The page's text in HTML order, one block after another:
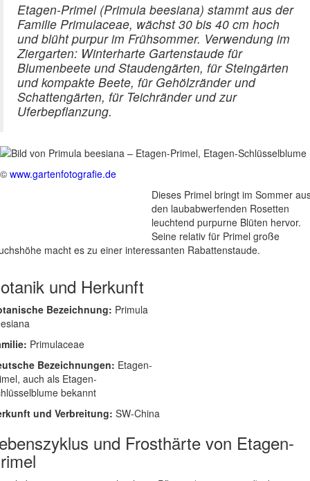
Etagen-Primel (Primula beesiana) stammt aus der
Familie Primulaceae, wächst 30 bis 40 cm hoch
und blüht purpur im Frühsommer. Verwendung im
Ziergarten: Winterharte Gartenstaude für
Blumenbeete und Staudengärten, für Steingärten
und kompakte Beete, für Gehölzränder und
Schattengärten, für Teichränder und zur
Uferbepflanzung.
© www.gartenfotografie.de
Dieses Primel bringt im Sommer
den laubabwerfenden Rosetten
leuchtend purpurne Blüten hervor.
Seine relativ für Primel große
macht es zu einer interessanten Rabattenstaude.
und Herkunft
Bezeichnung: Primula
Primulaceae
Bezeichnungen: Etagen-
auch als Etagen-
bekannt
und Verbreitung: SW-China
und Frosthärte von Etagen-